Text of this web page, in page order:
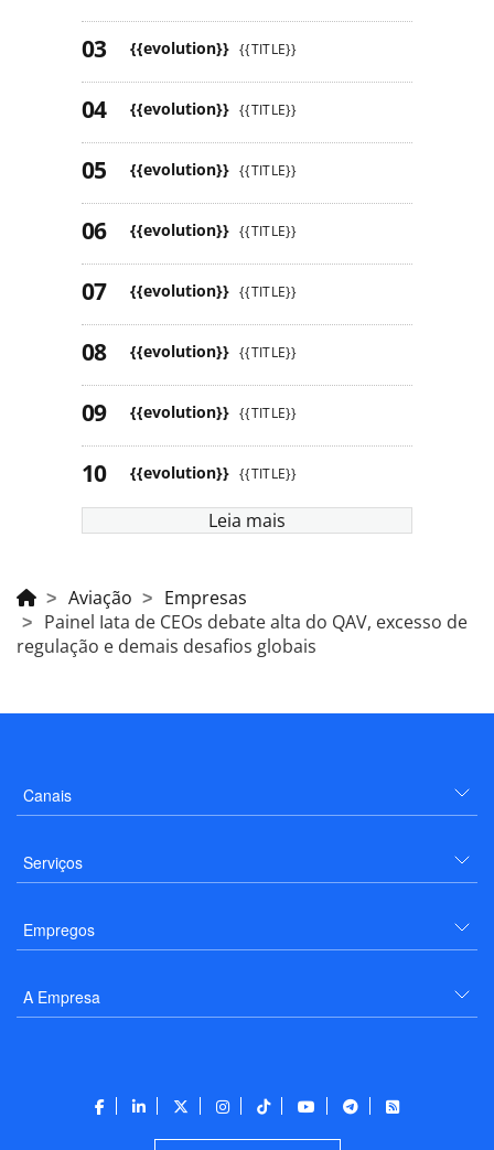
{{evolution}} {{TITLE}}
{{evolution}} {{TITLE}}
{{evolution}} {{TITLE}}
{{evolution}} {{TITLE}}
{{evolution}} {{TITLE}}
{{evolution}} {{TITLE}}
{{evolution}} {{TITLE}}
{{evolution}} {{TITLE}}
Leia mais
Aviação
Empresas
Painel Iata de CEOs debate alta do QAV, excesso de
regulação e demais desafios globais
Canais
Serviços
Empregos
A Empresa